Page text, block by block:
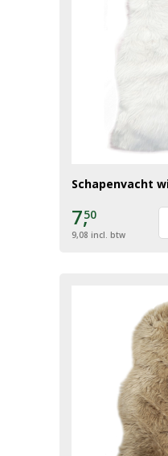
Schapenvacht
7,50
9,08 incl. btw